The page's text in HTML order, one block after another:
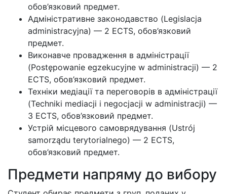
обов’язковий предмет.
Адміністративне законодавство (Legislacja
administracyjna) — 2 ECTS, обов’язковий
предмет.
Виконавче провадження в адміністрації
(Postępowanie egzekucyjne w administracji) — 2
ECTS, обов’язковий предмет.
Техніки медіації та переговорів в адміністрації
(Techniki mediacji i negocjacji w administracji) —
3 ECTS, обов’язковий предмет.
Устрій місцевого самоврядування (Ustrój
samorządu terytorialnego) — 2 ECTS,
обов’язковий предмет.
Предмети напряму до вибору